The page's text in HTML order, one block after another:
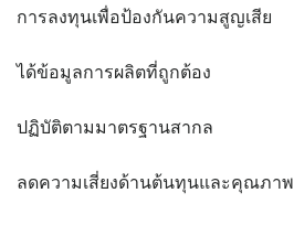
การลงทุนเพื่อป้องกันความสูญเสีย
ได้ข้อมูลการผลิตที่ถูกต้อง
ปฏิบัติตามมาตรฐานสากล
ลดความเสี่ยงด้านต้นทุนและคุณภาพ